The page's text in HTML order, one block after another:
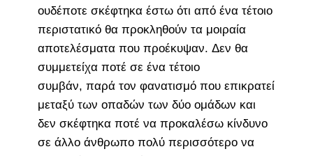
ουδέποτε σκέφτηκα έστω ότι από ένα τέτοιο
περιστατικό θα προκληθούν τα μοιραία
αποτελέσματα που προέκυψαν. Δεν θα
συμμετείχα ποτέ σε ένα τέτοιο
συμβάν, παρά τον φανατισμό που επικρατεί
μεταξύ των οπαδών των δύο ομάδων και
δεν σκέφτηκα ποτέ να προκαλέσω κίνδυνο
σε άλλο άνθρωπο πολύ περισσότερο να